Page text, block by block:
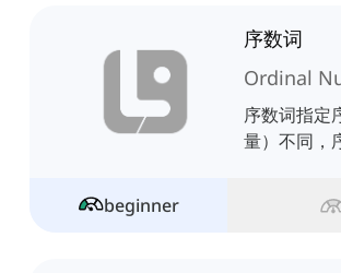
序数词
Ordinal
序数词指定
量）不同，
beginner